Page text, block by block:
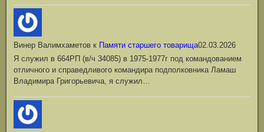
Винер Валимхаметов к Памяти старшего товарища02.03.2026
Я служил в 664РП (в/ч 34085) в 1975-1977г под командованием
отличного и справедливого командира подполковника Ламаш
Владимира Григорьевича, я служил…